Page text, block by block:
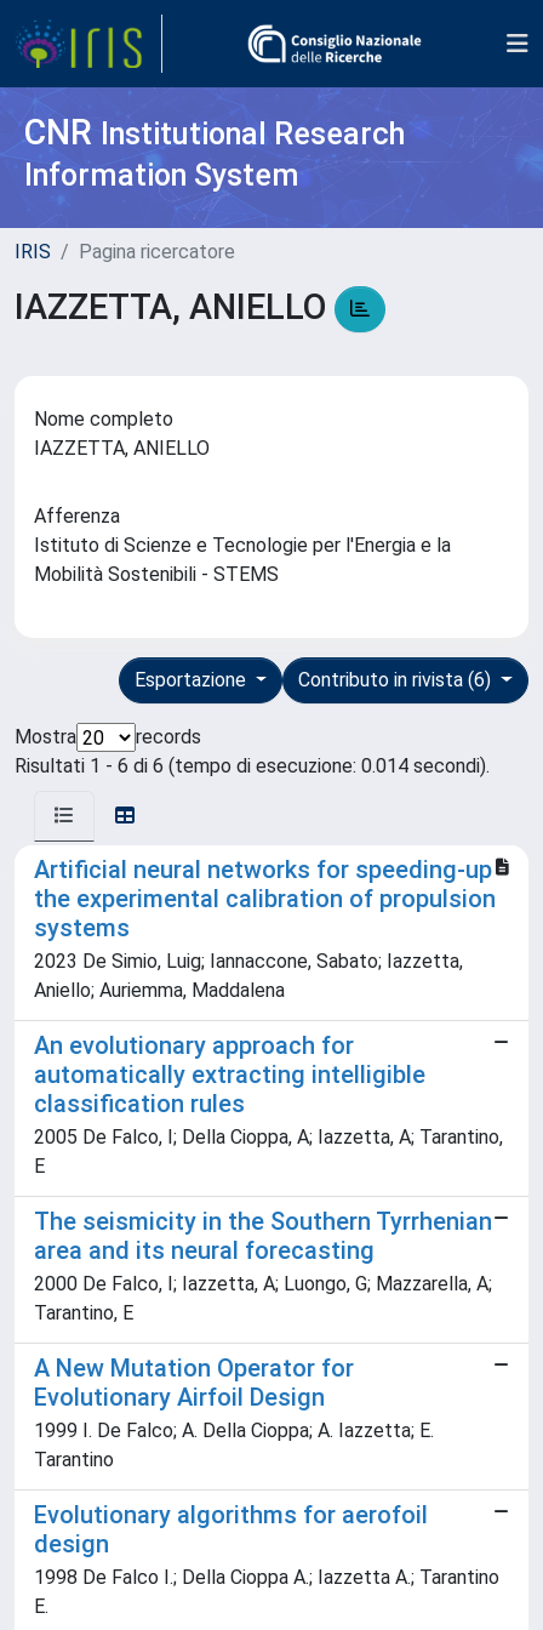
CNR Institutional Research
Information System
IRIS Pagina ricercatore
IAZZETTA, ANIELLO
Nome completo
IAZZETTA, ANIELLO
Afferenza
Istituto di Scienze e Tecnologie per l'Energia e la
Mobilità Sostenibili - STEMS
Contributo in rivista (6)
Esportazione
Mostra
records
Risultati 1 - 6 di 6 (tempo di esecuzione: 0.014 secondi).
Artificial neural networks for speeding-up
the experimental calibration of propulsion
systems
2023 De Simio, Luig; Iannaccone, Sabato; Iazzetta,
Aniello; Auriemma, Maddalena
An evolutionary approach for
automatically extracting intelligible
classification rules
2005 De Falco, I; Della Cioppa, A; Iazzetta, A; Tarantino,
E
The seismicity in the Southern Tyrrhenian
area and its neural forecasting
2000 De Falco, I; Iazzetta, A; Luongo, G; Mazzarella, A;
Tarantino, E
A New Mutation Operator for
Evolutionary Airfoil Design
1999 I. De Falco; A. Della Cioppa; A. Iazzetta; E.
Tarantino
Evolutionary algorithms for aerofoil
design
1998 De Falco I.; Della Cioppa A.; Iazzetta A.; Tarantino
E.